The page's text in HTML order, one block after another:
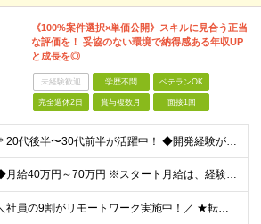
《100%案件選択×単価公開》スキルに見合う正当
な評価を！ 妥協のない環境で納得感ある年収UP
と成長を◎
未経験歓迎 学歴不問 ベテランOK
完全週休2日 賞与複数月 面接1回
＊20代後半〜30代前半が活躍中！ ◆開発経験が3年以上ある方（Web・オープン系システム等） ◆学歴不問 ★Java(Spring、Spring Boot)、Python(Django)、 Re
◆月給40万円～70万円 ※スタート月給は、経験・能力・前職の給与等を考慮の上で決定いたします。 ※上記金額には残業の有無に関わらず、 月30時間分の固定残業代（7万6,000円～13万3,000円
＼社員の9割がリモートワーク実施中！／ ★転勤ナシ！ ★UIターン歓迎！ 関東、関西、東海、九州・中国エリアの各プロジェクト先から希望を優先して決定。 ※リモート案件も多数あり！ ◆関東エリア